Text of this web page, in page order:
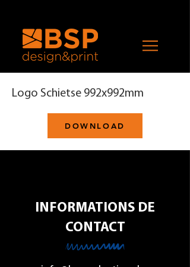
Logo Schietse 992x992mm
DOWNLOAD
INFORMATIONS DE
CONTACT